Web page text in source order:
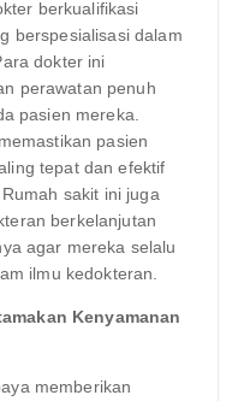
berkualifikasi
berspesialisasi dalam
dokter ini
perawatan penuh
pasien mereka.
pasien
tepat dan efektif
sakit ini juga
berkelanjutan
agar mereka selalu
ilmu kedokteran.
Kenyamanan
memberikan